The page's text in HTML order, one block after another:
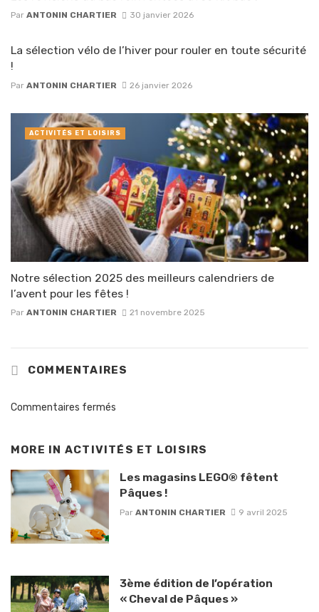
Par ANTONIN CHARTIER 30 janvier 2026
La sélection vélo de l’hiver pour rouler en toute sécurité
!
Par ANTONIN CHARTIER 26 janvier 2026
Notre sélection 2025 des meilleurs calendriers de
l’avent pour les fêtes !
Par ANTONIN CHARTIER 21 novembre 2025
ACTIVITÉS ET LOISIRS
COMMENTAIRES
Commentaires fermés
MORE IN ACTIVITÉS ET LOISIRS
Les magasins LEGO® fêtent
Pâques !
Par ANTONIN CHARTIER 9 avril 2025
3ème édition de l’opération
« Cheval de Pâques »